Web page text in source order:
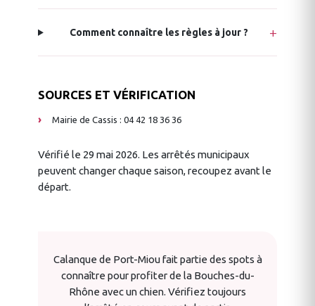
Comment connaître les règles à jour ?
SOURCES ET VÉRIFICATION
Mairie de Cassis : 04 42 18 36 36
Vérifié le 29 mai 2026. Les arrêtés municipaux
peuvent changer chaque saison, recoupez avant le
départ.
Calanque de Port-Miou fait partie des spots à
connaître pour profiter de la Bouches-du-
Rhône avec un chien. Vérifiez toujours